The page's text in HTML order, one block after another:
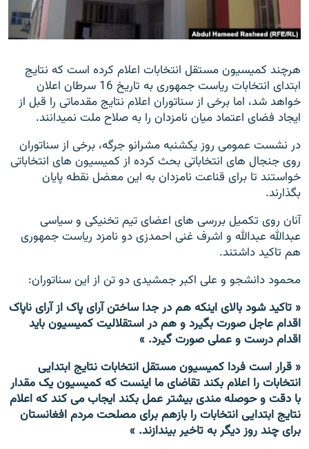
تماس
Azadi English
به ما بپیوندید
همۀ سایت‌های رادیو آزادی/ رادیو اروپای آزاد
هرچند کمیسیون مستقل انتخابات اعلام کرده است که نتایج
ابتدای انتخابات ریاست جمهوری به تاریخ 16 سرطان اعلان
خواهد شد، اما برخی از سناتوران اعلام نتایج مقدماتی را قبل از
ایجاد فضای اعتماد میان نامزدان را به صلاح ملت نمیدانند.
در نشست عمومی روز یکشنبه مشرانو جرگه، برخی از سناتوران
روی جنجال های انتخاباتی بحث کرده از کمیسیون های انتخاباتی
خواستند تا برای قناعت نامزدان به این معضل نقطه پایان
بگذارند.
آنان روی تکمیل بررسی های اعضای تيم تخنيكی و سياسی
عبدالله عبدالله و اشرف غنی احمدزی دو نامزد ریاست جمهوری
هم تاکید داشتند.
محمود دانشجو و علی اکبر جمشیدی دو تن از این سناتوران:
« تاکید شود بالای اینکه هم در جدا ساختن آرای پاک از آرای ناپاک
اقدام عاجل صورت بگیرد و هم در استقلالیت کمیسیون باید
اقدام درست و عملی صورت گیرد. »
« قرار است فردا کمیسیون مستقل انتخابات نتایج ابتدایی
انتخابات را اعلام بکند تقاضای ما اینست که کمیسیون یک مقدار
با دقت و حوصله مندی بیشتر عمل بکند ایجاب می کند که اعلام
نتایج ابتدایی انتخابات را بازهم برای مصلحت مردم افغانستان
برای چند روز دیگر به تاخیر بیندازند. »